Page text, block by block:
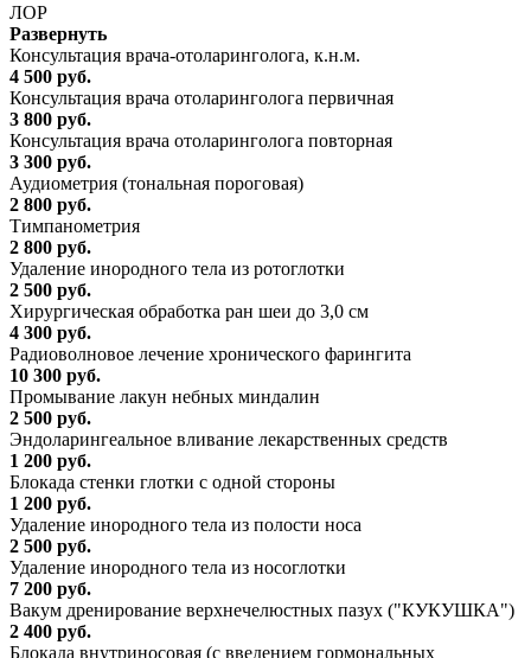
ЛОР
Развернуть
Консультация врача-отоларинголога, к.н.м.
4 500 руб.
Консультация врача отоларинголога первичная
3 800 руб.
Консультация врача отоларинголога повторная
3 300 руб.
Аудиометрия (тональная пороговая)
2 800 руб.
Тимпанометрия
2 800 руб.
Удаление инородного тела из ротоглотки
2 500 руб.
Хирургическая обработка ран шеи до 3,0 см
4 300 руб.
Радиоволновое лечение хронического фарингита
10 300 руб.
Промывание лакун небных миндалин
2 500 руб.
Эндоларингеальное вливание лекарственных средств
1 200 руб.
Блокада стенки глотки с одной стороны
1 200 руб.
Удаление инородного тела из полости носа
2 500 руб.
Удаление инородного тела из носоглотки
7 200 руб.
Вакум дренирование верхнечелюстных пазух ("КУКУШКА")
2 400 руб.
Блокада внутриносовая (с введением гормональных